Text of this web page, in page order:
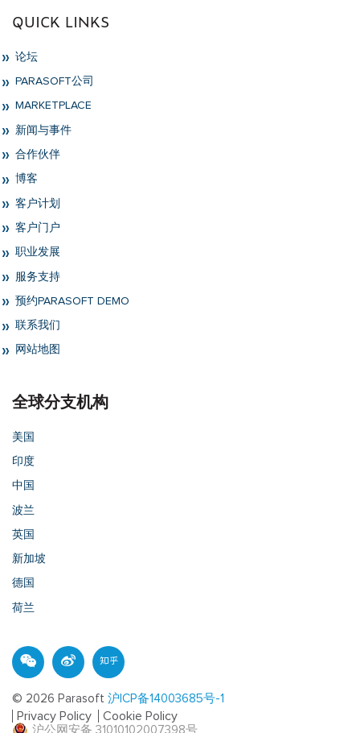
QUICK LINKS
论坛
PARASOFT公司
MARKETPLACE
新闻与事件
合作伙伴
博客
客户计划
客户门户
职业发展
服务支持
预约PARASOFT DEMO
联系我们
网站地图
全球分支机构
美国
印度
中国
波兰
英国
新加坡
德国
荷兰
© 2026 Parasoft 沪ICP备14003685号-1
Privacy Policy Cookie Policy
沪公网安备 31010102007398号